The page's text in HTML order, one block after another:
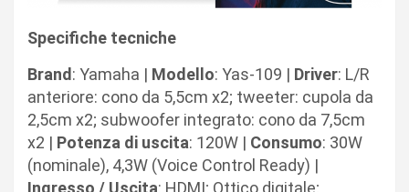
Specifiche tecniche
Brand : Yamaha | Modello: Yas-109 | Driver: L/R
anteriore: cono da 5,5cm x2; tweeter: cupola da
2,5cm x2; subwoofer integrato: cono da 7,5cm
x2 | Potenza di uscita: 120W | Consumo: 30W
(nominale), 4,3W (Voice Control Ready) |
Ingresso / Uscita: HDMI; Ottico digitale;